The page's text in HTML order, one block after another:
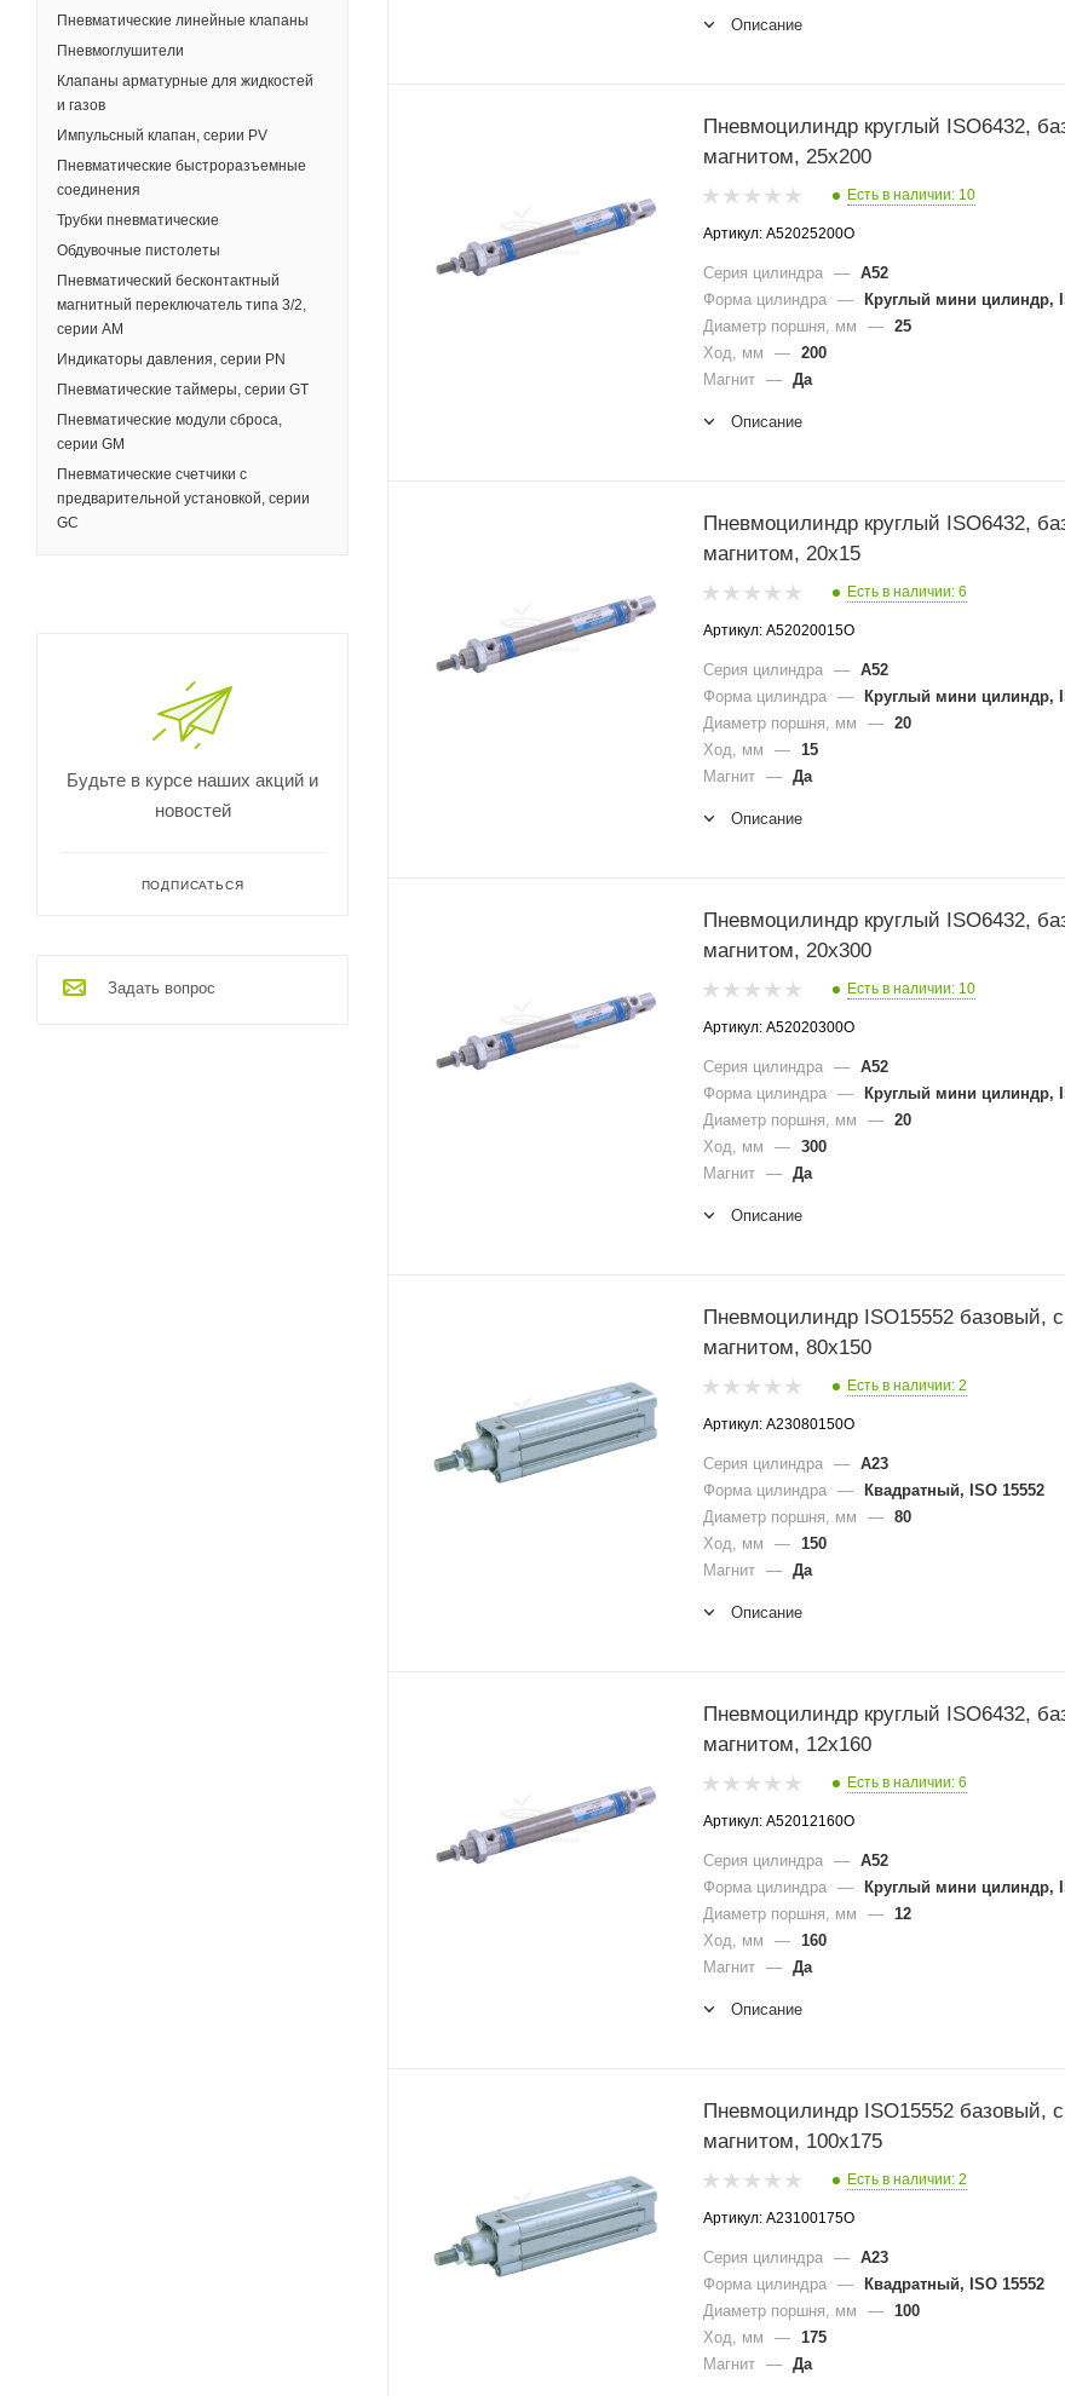
Описание
Пневмоцилиндр круглый ISO6432,
магнитом, 25x200
Есть в наличии: 10
Артикул: A52025200O
Серия цилиндра — A52
Форма цилиндра —
Круглый мини цилиндр,
Диаметр поршня, мм
— 25
Ход, мм
— 200
Магнит — Да
Описание
Пневмоцилиндр круглый ISO6432,
магнитом, 20x15
Есть в наличии: 6
Артикул: A52020015O
Серия цилиндра — A52
Форма цилиндра —
Круглый мини цилиндр,
Диаметр поршня, мм
— 20
Ход, мм
— 15
Магнит — Да
Описание
Пневмоцилиндр круглый ISO6432,
магнитом, 20x300
Есть в наличии: 10
Артикул: A52020300O
Серия цилиндра — A52
Форма цилиндра —
Круглый мини цилиндр,
Диаметр поршня, мм
— 20
Ход, мм
— 300
Магнит — Да
Описание
Пневмоцилиндр ISO15552 базовый, с
магнитом, 80x150
Есть в наличии: 2
Артикул: A23080150O
Серия цилиндра — A23
Форма цилиндра —
Квадратный, ISO 15552
Диаметр поршня, мм
— 80
Ход, мм
— 150
Магнит — Да
Описание
Пневмоцилиндр круглый ISO6432,
магнитом, 12x160
Есть в наличии: 6
Артикул: A52012160O
Серия цилиндра — A52
Форма цилиндра —
Круглый мини цилиндр,
Диаметр поршня, мм
— 12
Ход, мм
— 160
Магнит — Да
Описание
Пневмоцилиндр ISO15552 базовый, с
магнитом, 100x175
Есть в наличии: 2
Артикул: A23100175O
Серия цилиндра — A23
Форма цилиндра —
Квадратный, ISO 15552
Диаметр поршня, мм
— 100
Ход, мм
— 175
Магнит — Да
Пневматические линейные клапаны
Пневмоглушители
Клапаны арматурные для жидкостей
и газов
Импульсный клапан, серии PV
Пневматические быстроразъемные
соединения
Трубки пневматические
Обдувочные пистолеты
Пневматический бесконтактный
магнитный переключатель типа 3/2,
серии AM
Индикаторы давления, серии PN
Пневматические таймеры, серии GT
Пневматические модули сброса,
серии GM
Пневматические счетчики с
предварительной установкой, серии
GC
Будьте в курсе наших акций и
новостей
ПОДПИСАТЬСЯ
Задать вопрос